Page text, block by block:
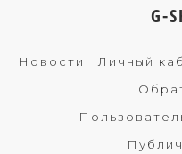
G-
Новости Личный